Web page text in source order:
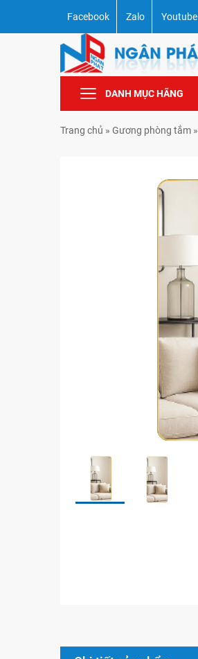
Facebook Zalo Youtube
DANH MỤC HÃNG
Trang chủ » Gương phòng tắm »